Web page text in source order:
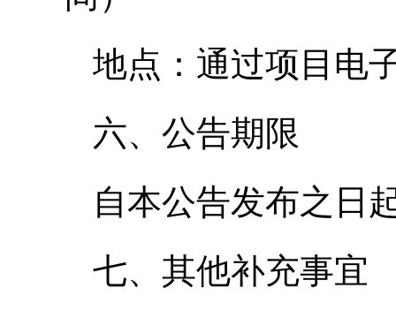
地点：通过项目电
六、公告期限
自本公告发布之日
七、其他补充事宜